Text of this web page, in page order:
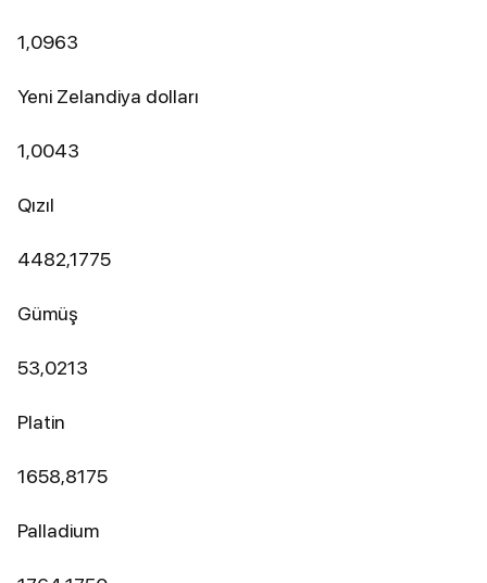
1,0963
Yeni Zelandiya dolları
1,0043
Qızıl
4482,1775
Gümüş
53,0213
Platin
1658,8175
Palladium